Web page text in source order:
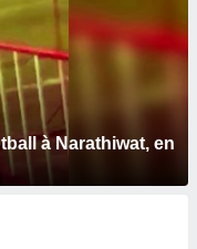
à Narathiwat, en